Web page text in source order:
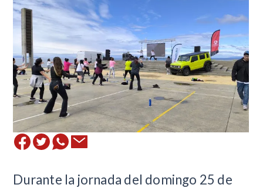
Durante la jornada del domingo 25 de